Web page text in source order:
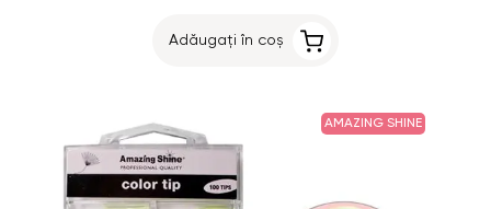
Adăugați în coș
AMAZING SHINE